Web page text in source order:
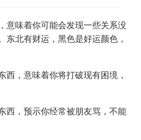
意味着你可能会发现一些关系没
东北有财运，黑色是好运颜色，
西，意味着你将打破现有困境，
西，预示你经常被朋友骂，不能